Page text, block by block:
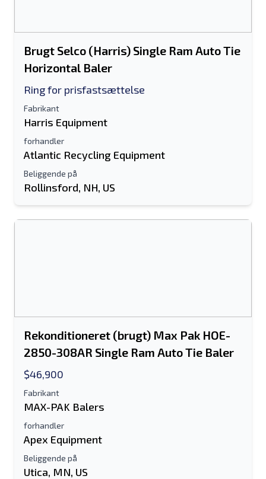
Brugt Selco (Harris) Single Ram Auto Tie
Horizontal Baler
Ring for prisfastsættelse
Fabrikant
Harris Equipment
forhandler
Atlantic Recycling Equipment
Beliggende på
Rollinsford, NH, US
Rekonditioneret (brugt) Max Pak HOE-
2850-308AR Single Ram Auto Tie Baler
$46,900
Fabrikant
MAX-PAK Balers
forhandler
Apex Equipment
Beliggende på
Utica, MN, US